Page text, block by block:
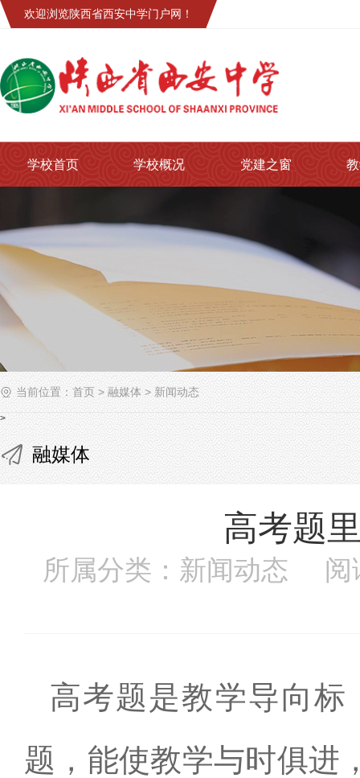
欢迎浏览陕西省西安中学门户网！
学校首页 学校概况 党建之窗
当前位置： 首页 > 融媒体 > 新闻动态
>
融媒体
高考题
所属分类：新闻动态
高考题是教学导向
题，能使教学与时俱进